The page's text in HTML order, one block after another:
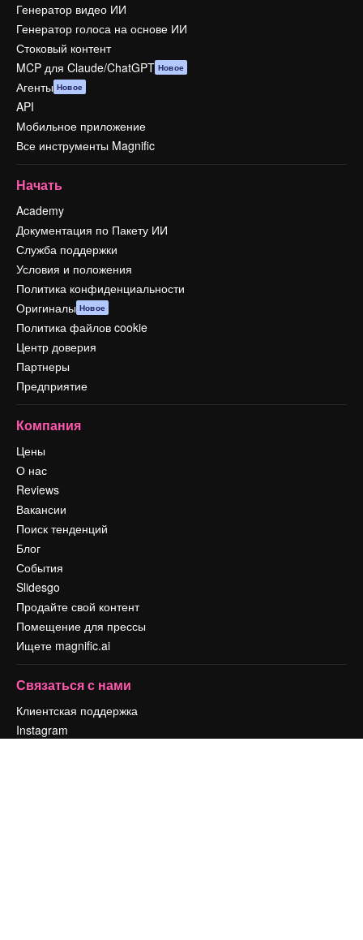
Генератор видео ИИ
Генератор голоса на основе ИИ
Стоковый контент
MCP для Claude/ChatGPT Новое
Агенты Новое
API
Мобильное приложение
Все инструменты Magnific
Начать
Academy
Документация по Пакету ИИ
Служба поддержки
Условия и положения
Политика конфиденциальности
Оригиналы Новое
Политика файлов cookie
Центр доверия
Партнеры
Предприятие
Компания
Цены
О нас
Reviews
Вакансии
Поиск тенденций
Блог
События
Slidesgo
Продайте свой контент
Помещение для прессы
Ищете magnific.ai
Связаться с нами
Клиентская поддержка
Instagram